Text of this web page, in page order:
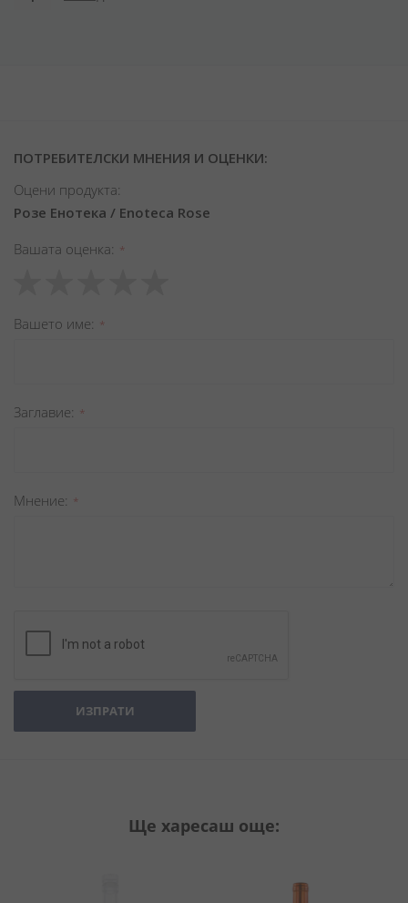
ПОТРЕБИТЕЛСКИ МНЕНИЯ И ОЦЕНКИ:
Оцени продукта:
Розе Енотека / Enoteca Rose
Вашата оценка
star
stars
stars
stars
stars
Вашето име
Заглавиe
Мнение
ИЗПРАТИ
Ще харесаш още: